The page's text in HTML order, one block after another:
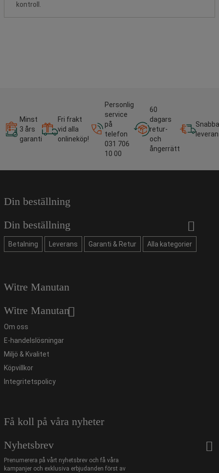
kontroll.
Minst
3 års
garanti
Fri frakt
vid alla
onlineköp!
Personlig
service
på
telefon
031 706
10 00
60
dagars
retur-
och
ångerrätt
Snabba
Din beställning
Din beställning
Betalning Leverans Garanti & Retur Alla kategorier
Witre Manutan
Witre Manutan
Om oss
E-handelslösningar
Miljö & Kvalitet
Köpvillkor
Integritetspolicy
Få koll på våra nyheter
Nyhetsbrev
Prenumerera på vårt nyhetsbrev och få våra
kampanjer och exklusiva erbjudanden först av